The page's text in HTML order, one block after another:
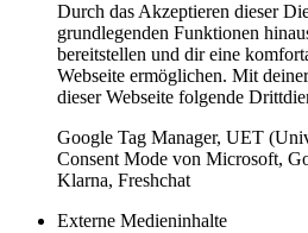
Durch das Akzeptieren dieser
grundlegenden Funktionen
bereitstellen und dir eine
Webseite ermöglichen. Mit
dieser Webseite folgende
Google Tag Manager, UET
Consent Mode von Microsoft,
Klarna, Freshchat
Externe Medieninhalte